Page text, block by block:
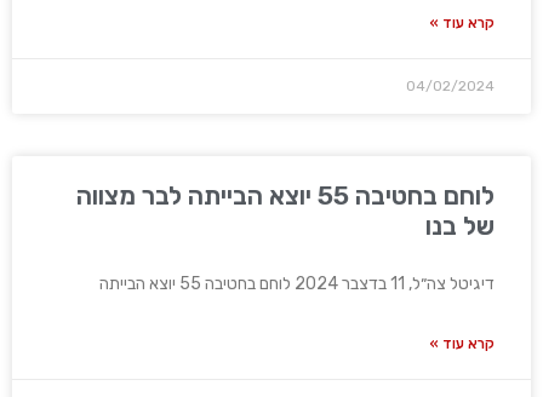
קרא עוד »
04/02/2024
לוחם בחטיבה 55 יוצא הבייתה לבר מצווה
של בנו
דיגיטל צה״ל, 11 בדצבר 2024 לוחם בחטיבה 55 יוצא הבייתה
קרא עוד »